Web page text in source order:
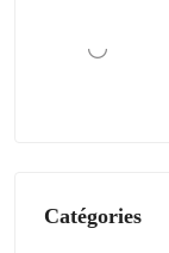
Catégories